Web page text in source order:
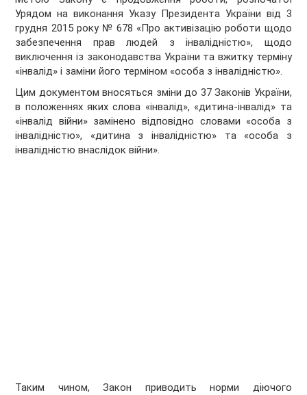
Урядом на виконання Указу Президента України від 3
грудня 2015 року № 678 «Про активізацію роботи щодо
забезпечення прав людей з інвалідністю», щодо
виключення із законодавства України та вжитку терміну
«інвалід» і заміни його терміном «особа з інвалідністю».
Цим документом вносяться зміни до 37 Законів України,
в положеннях яких слова «інвалід», «дитина-інвалід» та
«інвалід війни» замінено відповідно словами «особа з
інвалідністю», «дитина з інвалідністю» та «особа з
інвалідністю внаслідок війни».
Таким чином, Закон приводить норми діючого